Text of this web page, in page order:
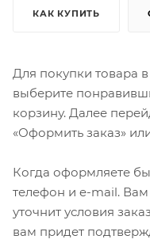
КАК КУПИТЬ
Для покупки товара
выберите
корзину. Далее
«Оформить заказ»
Когда оформляете
телефон и e-mail.
уточнит условия
вам придет